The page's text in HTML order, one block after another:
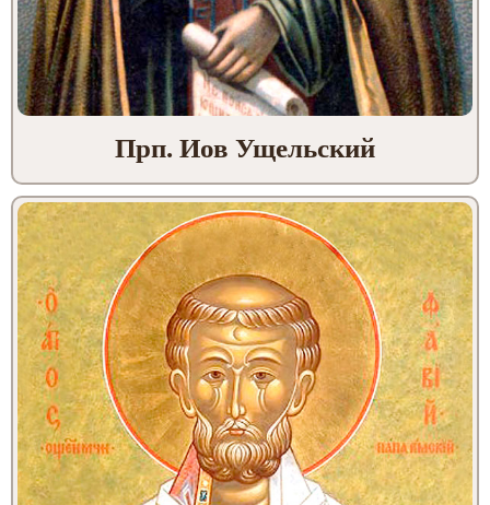
Прп. Иов Ущельский